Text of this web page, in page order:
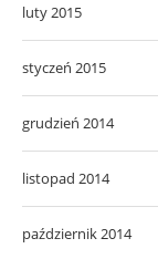
luty 2015
styczeń 2015
grudzień 2014
listopad 2014
październik 2014